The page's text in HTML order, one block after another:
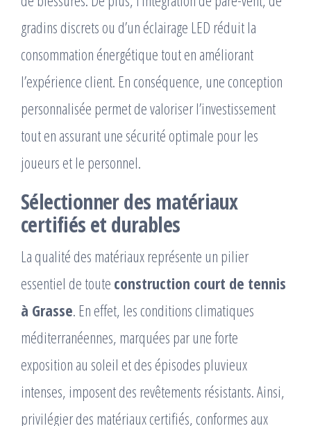
gradins discrets ou d’un éclairage LED réduit la
consommation énergétique tout en améliorant
l’expérience client. En conséquence, une conception
personnalisée permet de valoriser l’investissement
tout en assurant une sécurité optimale pour les
joueurs et le personnel.
Sélectionner des matériaux
certifiés et durables
La qualité des matériaux représente un pilier
essentiel de toute construction court de tennis
à Grasse. En effet, les conditions climatiques
méditerranéennes, marquées par une forte
exposition au soleil et des épisodes pluvieux
intenses, imposent des revêtements résistants. Ainsi,
privilégier des matériaux certifiés, conformes aux